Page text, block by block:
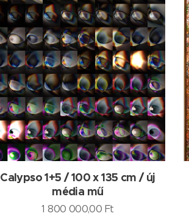
Calypso 1+5 / 100 x 135 cm / új
média mű
1 800 000,00 Ft